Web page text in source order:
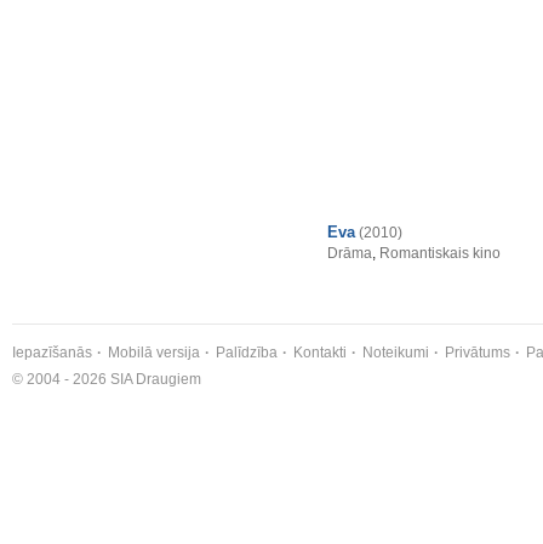
Eva (2010)
Drāma, Romantiskais kino
Iepazīšanās Mobilā versija Palīdzība Kontakti Noteikumi Privātums
© 2004 - 2026 SIA Draugiem